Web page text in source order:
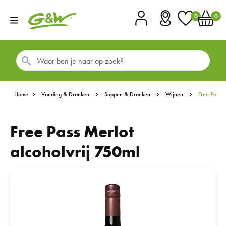
0 0
Home Voeding & Dranken Sappen & Dranken Wijnen Free
Free Pass Merlot
alcoholvrij 750ml